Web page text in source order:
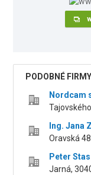
PODOBNÉ
Nordcam
Ing. Jana
Oravská
Peter Stas
Jarná,